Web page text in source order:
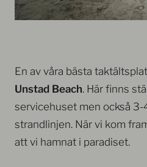
En av våra bästa
Unstad Beach. Här finns
servicehuset men också
strandlinjen. När vi kom
att vi hamnat i paradiset.